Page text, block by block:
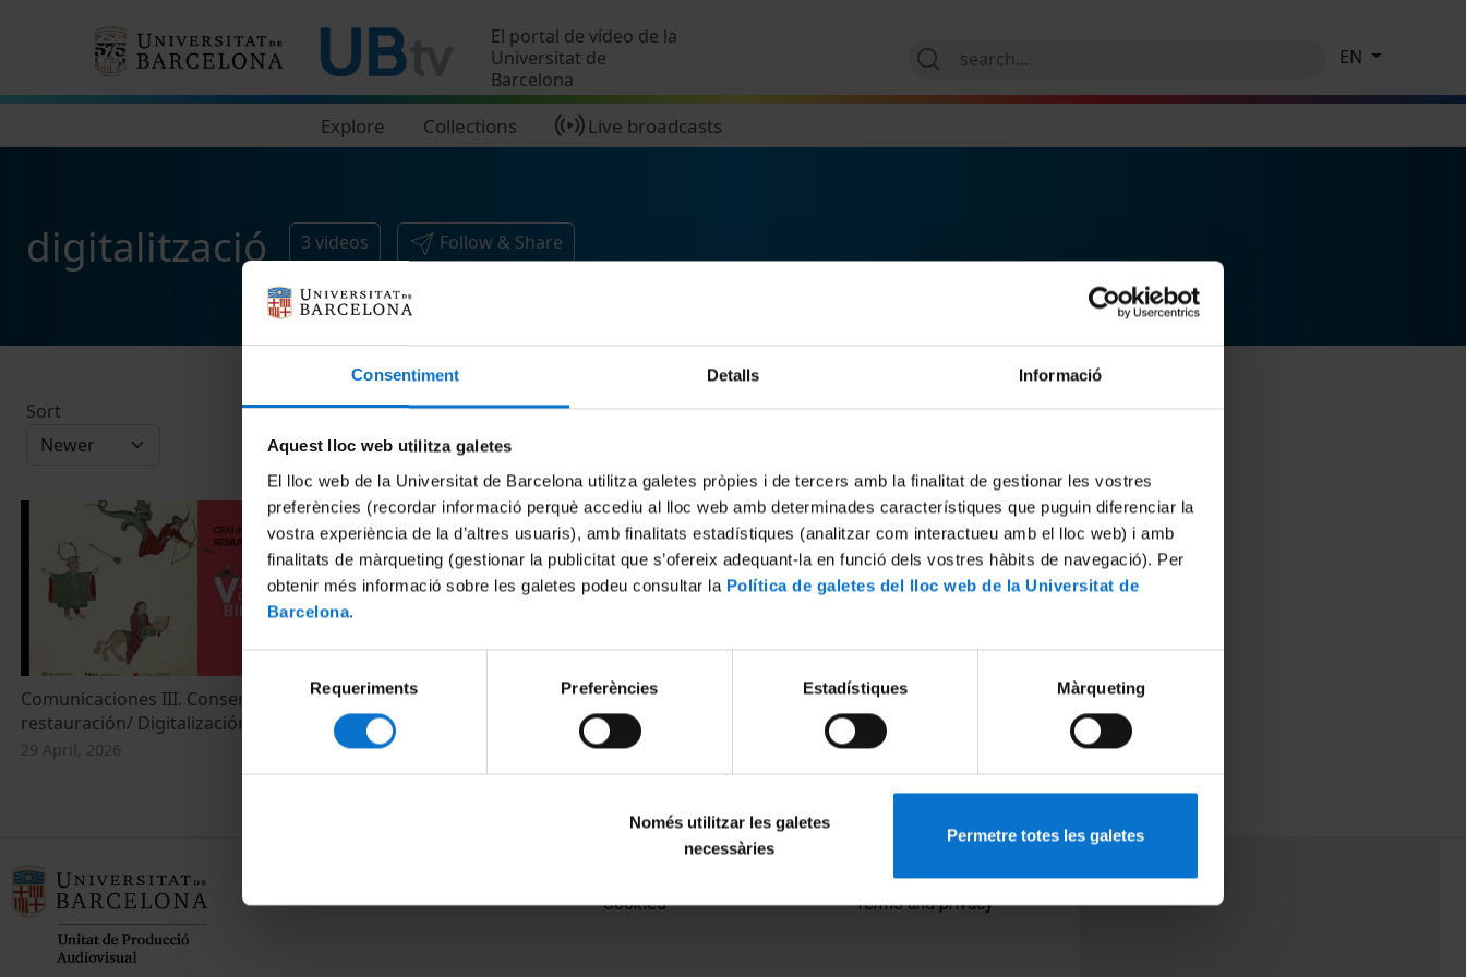
Consentiment Detalls Informació
Aquest lloc web utilitza galetes
El lloc web de la Universitat de Barcelona utilitza galetes pròpies i de tercers amb la finalitat de gestionar les vostres
preferències (recordar informació perquè accediu al lloc web amb determinades característiques que puguin diferenciar la
vostra experiència de la d’altres usuaris), amb finalitats estadístiques (analitzar com interactueu amb el lloc web) i amb
finalitats de màrqueting (gestionar la publicitat que s’ofereix adequant-la en funció dels vostres hàbits de navegació). Per
obtenir més informació sobre les galetes podeu consultar la Política de galetes del lloc web de la Universitat de
Barcelona.
consentiment
Requeriments Preferències Estadístiques Màrqueting
Només utilitzar les galetes
necessàries
Permetre totes les galetes
El portal de vídeo de la
Universitat de
Barcelona
Explore Collections Live broadcasts
EN
digitalització 3 videos Follow & Share
Sort
Comunicaciones III. Conservación y
restauración/ Digitalización/IA
29 April, 2026
La Universitat del futur, ja és una realitat
23 March, 2023
Etnografías digitales
13 December, 2013
Cookies
Terms and privacy